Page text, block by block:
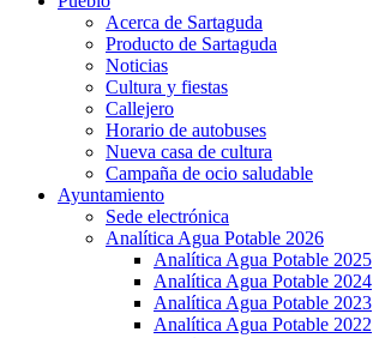
Acerca de Sartaguda
Producto de Sartaguda
Noticias
Cultura y fiestas
Callejero
Horario de autobuses
Nueva casa de cultura
Campaña de ocio saludable
Ayuntamiento
Sede electrónica
Analítica Agua Potable 2026
Analítica Agua Potable 2025
Analítica Agua Potable 2024
Analítica Agua Potable 2023
Analítica Agua Potable 2022